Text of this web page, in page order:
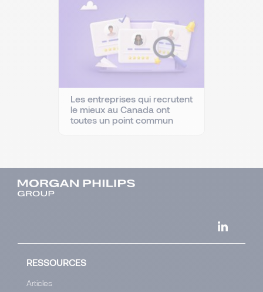
Les entreprises qui recrutent
le mieux au Canada ont
toutes un point commun
RESSOURCES
Articles